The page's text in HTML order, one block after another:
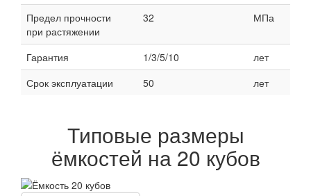
Предел прочности
при растяжении
32 МПа
Гарантия 1/3/5/10
лет
Срок эксплуатации
50 лет
Типовые размеры
ёмкостей на 20 кубов